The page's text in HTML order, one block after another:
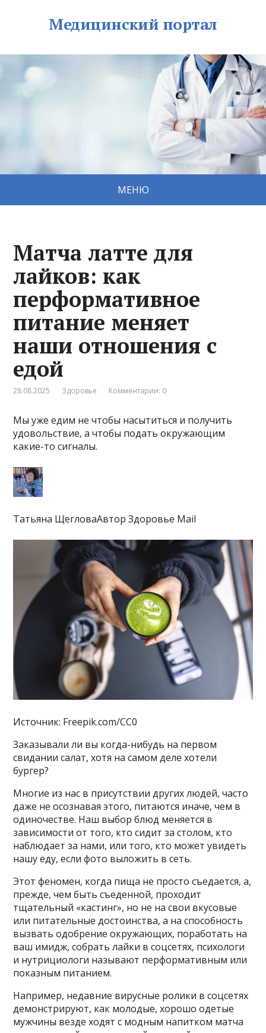
Медицинский портал
МЕНЮ
Матча латте для
лайков: как
перформативное
питание меняет
наши отношения с
едой
28.08.2025 Здоровье Комментарии: 0
Мы уже едим не чтобы насытиться и получить
удовольствие, а чтобы подать окружающим
какие-то сигналы.
Татьяна ЩегловаАвтор Здоровье Mail
Источник: Freepik.com/CC0
Заказывали ли вы когда-нибудь на первом
свидании салат, хотя на самом деле хотели
бургер?
Многие из нас в присутствии других людей, часто
даже не осознавая этого, питаются иначе, чем в
одиночестве. Наш выбор блюд меняется в
зависимости от того, кто сидит за столом, кто
наблюдает за нами, или того, кто может увидеть
нашу еду, если фото выложить в сеть.
Этот феномен, когда пища не просто съедается, а,
прежде, чем быть съеденной, проходит
тщательный «кастинг», но не на свои вкусовые
или питательные достоинства, а на способность
вызвать одобрение окружающих, поработать на
ваш имидж, собрать лайки в соцсетях, психологи
и нутрициологи называют перформативным или
показным питанием.
Например, недавние вирусные ролики в соцсетях
демонстрируют, как молодые, хорошо одетые
мужчины везде ходят с модным напитком матча